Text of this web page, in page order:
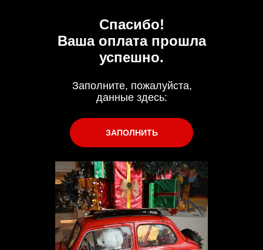
Спасибо!
Ваша оплата прошла
успешно.
ЗАПОЛНИТЬ
Заполните, пожалуйста,
данные здесь: